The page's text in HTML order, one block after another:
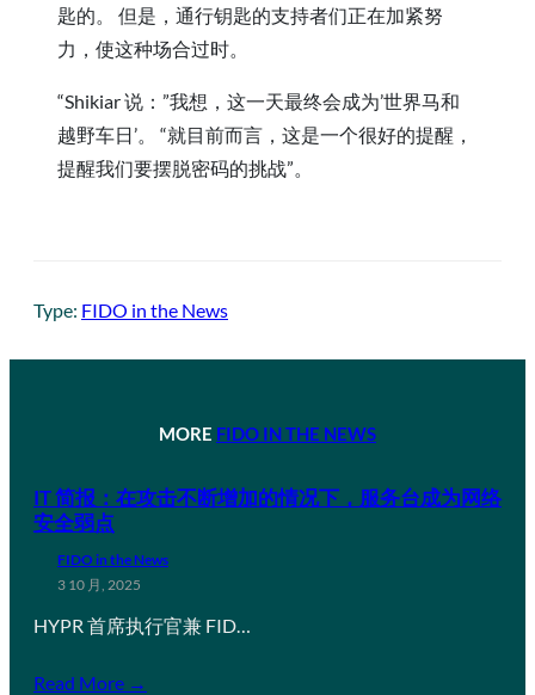
匙的。 但是，通行钥匙的支持者们正在加紧努
力，使这种场合过时。
“Shikiar 说：”我想，这一天最终会成为’世界马和
越野车日’。 “就目前而言，这是一个很好的提醒，
提醒我们要摆脱密码的挑战”。
Type: FIDO in the News
MORE FIDO IN THE NEWS
IT 简报：在攻击不断增加的情况下，服务台成为网络
安全弱点
FIDO in the News
3 10 月, 2025
HYPR 首席执行官兼 FID…
Read More →